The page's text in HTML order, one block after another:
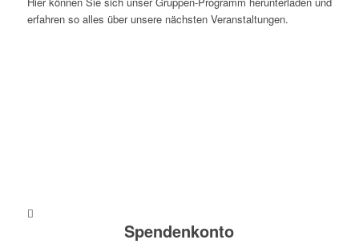
erfahren so alles über unsere nächsten Veranstaltungen.
Spendenkonto